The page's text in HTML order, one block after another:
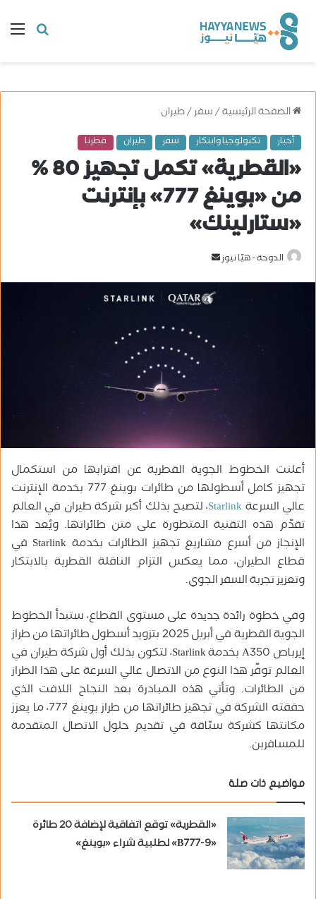
البحث
الصفحة الرئيسية/سفر/طيران
أخبار تكنولوجيا وابتكار سفر طيران قطرنا
«القطرية» تكمل تجهيز 80 %
من «بوينغ 777» بإنترنت
«ستارلينك»
الدوحة - هيّا نيوز
س
ل
ا
إ
ك
و
ن
ا
أعلنت الخطوط الجوية القطرية عن اقترابها من استكمال
تجهيز كامل أسطولها من طائرات بوينغ 777 بخدمة الإنترنت
عالي السرعةStarlink، لتصبح بذلك أكبر شركة طيران في العالم
تقدّم هذه التقنية المتطورة على متن طائراتها. ويُعد هذا
الإنجاز من أسرع مشاريع تجهيز الطائرات بخدمة Starlink في
قطاع الطيران، مما يعكس التزام الناقلة القطرية بالابتكار
وتعزيز تجربة السفر الجوي.
وفي خطوة رائدة جديدة على مستوى القطاع، ستبدأ الخطوط
الجوية القطرية في أبريل 2025 بتزويد أسطول طائراتها من طراز
إيرباص A350 بخدمة Starlink، لتكون بذلك أول شركة طيران في
العالم توفّر هذا النوع من الاتصال عالي السرعة على هذا الطراز
من الطائرات. وتأتي هذه المبادرة بعد النجاح اللافت الذي
حققته الشركة في تجهيز طائراتها من طراز بوينغ 777، ما يعزز
مكانتها كشركة سبّاقة في تقديم حلول الاتصال المتقدمة
للمسافرين.
مواضيع ذات صلة
«القطرية» توقع اتفاقية لإضافة 20 طائرة
«B777-9» لطلبية شراء «بوينغ»